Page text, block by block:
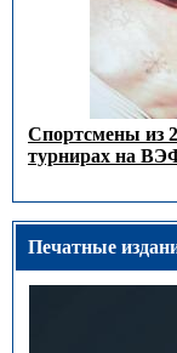
Спортсмены из
турнирах на
Печатные